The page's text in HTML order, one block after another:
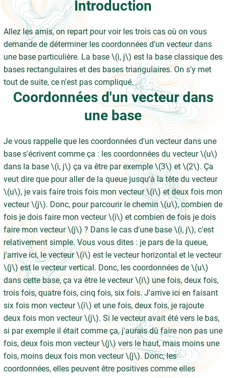
Introduction
Allez les amis, on repart pour voir les trois cas où on vous
demande de déterminer les coordonnées d'un vecteur dans
une base particulière. La base \(i, j\) est la base classique des
bases rectangulaires et des bases triangulaires. On s'y met
tout de suite, ce n'est pas compliqué.
Coordonnées d'un vecteur dans
une base
Je vous rappelle que les coordonnées d'un vecteur dans une
base s'écrivent comme ça : les coordonnées du vecteur \(u\)
dans la base \(i, j\) ça va être par exemple \(3\) et \(2\). Ça
veut dire que pour aller de la queue jusqu'à la tête du vecteur
\(u\), je vais faire trois fois mon vecteur \(i\) et deux fois mon
vecteur \(j\). Donc, pour parcourir le chemin \(u\), combien de
fois je dois faire mon vecteur \(i\) et combien de fois je dois
faire mon vecteur \(j\) ? Dans le cas d'une base \(i, j\), c'est
relativement simple. Vous vous dites : je pars de la queue,
j'arrive ici, le vecteur \(i\) est le vecteur horizontal et le vecteur
\(j\) est le vecteur vertical. Donc, les coordonnées de \(u\)
dans cette base, ça va être le vecteur \(i\) une fois, deux fois,
trois fois, quatre fois, cinq fois, six fois. J'arrive ici en faisant
six fois mon vecteur \(i\) et une fois, deux fois, je rajoute
deux fois mon vecteur \(j\). Si le vecteur avait été vers le bas,
si par exemple il était comme ça, j'aurais dû faire non pas une
fois, deux fois mon vecteur \(j\) vers le haut, mais moins une
fois, moins deux fois mon vecteur \(j\). Donc, les
coordonnées, elles peuvent être positives comme elles